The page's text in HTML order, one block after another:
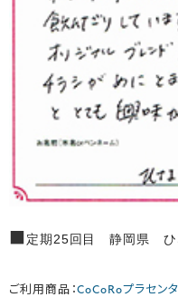
■定期25回目 静岡県
ご利用商品：CoCoRoプラセン